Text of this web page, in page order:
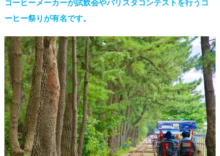
コーヒーメーカーが試飲会やバリスタコンテストを行うコ
ーヒー祭りが有名です。